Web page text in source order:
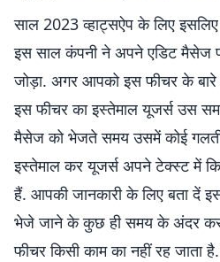
साल 2023 व्हाट्सऐप के लिए इसलिए
इस साल कंपनी ने अपने एडिट मैसेज
जोड़ा. अगर आपको इस फीचर के बारे
इस फीचर का इस्तेमाल यूजर्स उस
मैसेज को भेजते समय उसमें कोई
इस्तेमाल कर यूजर्स अपने टेक्स्ट में
हैं. आपकी जानकारी के लिए बता दें
भेजे जाने के कुछ ही समय के अंदर
फीचर किसी काम का नहीं रह जाता